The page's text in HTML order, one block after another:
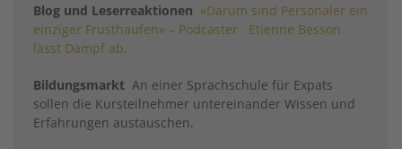
Blog und Leserreaktionen «Darum sind Personaler ein
einziger Frusthaufen» – Podcaster Etienne Besson
lässt Dampf ab.
Bildungsmarkt An einer Sprachschule für Expats
sollen die Kursteilnehmer untereinander Wissen und
Erfahrungen austauschen.